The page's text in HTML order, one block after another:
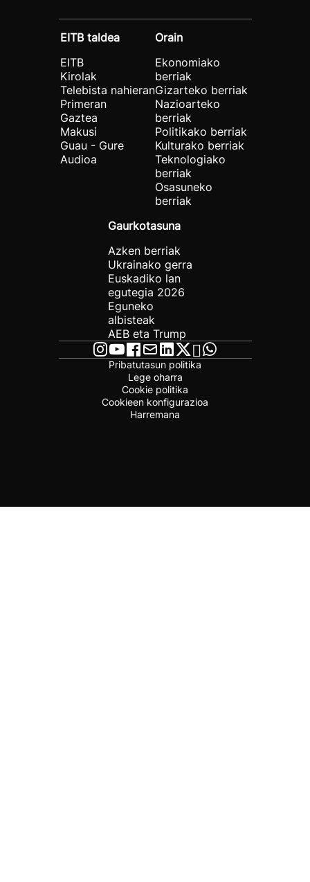
EITB taldea
EITB
Kirolak
Telebista nahieran
Primeran
Gaztea
Makusi
Guau - Gure
Audioa
Orain
Ekonomiako
berriak
Gizarteko berriak
Nazioarteko
berriak
Politikako berriak
Kulturako berriak
Teknologiako
berriak
Osasuneko
berriak
Gaurkotasuna
Azken berriak
Ukrainako gerra
Euskadiko lan
egutegia 2026
Eguneko
albisteak
AEB eta Trump
Pribatutasun politika
Lege oharra
Cookie politika
Cookieen konfigurazioa
Harremana